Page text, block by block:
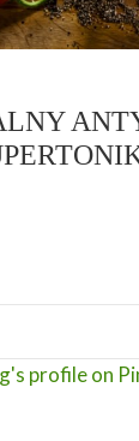
profile on